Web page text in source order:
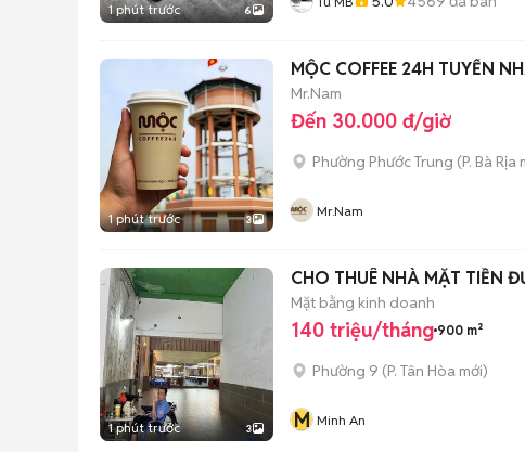
1 phút trước 6
1 phút trước 3
MỘC COFFEE 24H TUYỂN
Mr.Nam
Đến 30.000 đ/giờ
Phường Phước Trung (P. Bà Rịa
Mr.Nam
1 phút trước 3
CHO THUÊ NHÀ MẶT TIỀN
Mặt bằng kinh doanh
140 triệu/tháng 900 m²
Phường 9 (P. Tân Hòa mới)
M Minh An